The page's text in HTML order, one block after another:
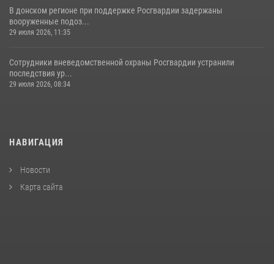
В донском регионе при поддержке Росгвардии задержаны
вооруженные подоз...
29 июля 2026, 11:35
Сотрудники вневедомственной охраны Росгвардии устранили
последствия ур...
29 июля 2026, 08:34
НАВИГАЦИЯ
Новости
Карта сайта